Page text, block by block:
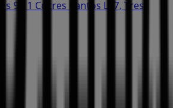
9-11 Cc.tres Cantos L17, Tres